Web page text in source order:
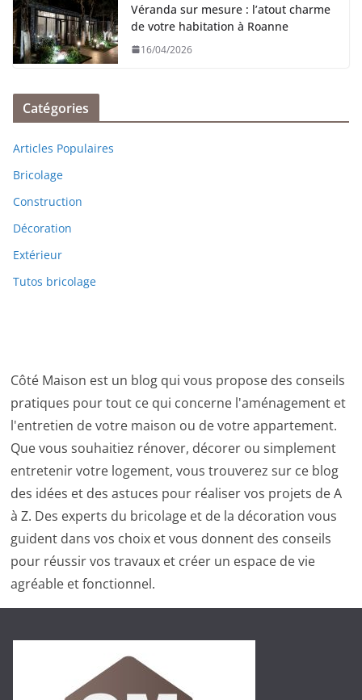
Véranda sur mesure : l’atout charme
de votre habitation à Roanne
16/04/2026
Catégories
Articles Populaires
Bricolage
Construction
Décoration
Extérieur
Tutos bricolage
Côté Maison est un blog qui vous propose des conseils
pratiques pour tout ce qui concerne l'aménagement et
l'entretien de votre maison ou de votre appartement.
Que vous souhaitiez rénover, décorer ou simplement
entretenir votre logement, vous trouverez sur ce blog
des idées et des astuces pour réaliser vos projets de A
à Z. Des experts du bricolage et de la décoration vous
guident dans vos choix et vous donnent des conseils
pour réussir vos travaux et créer un espace de vie
agréable et fonctionnel.